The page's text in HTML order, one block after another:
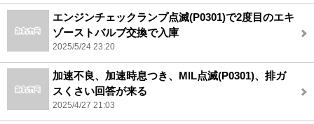
エンジンチェックランプ点滅(P0301)で2度目のエキ
ゾーストバルブ交換で入庫
2025/5/24 23:20
加速不良、加速時息つき、MIL点滅(P0301)、排ガ
スくさい回答が来る
2025/4/27 21:03